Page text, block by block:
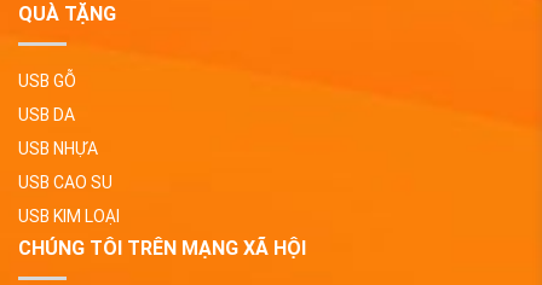
QUÀ TẶNG
USB GỖ
USB DA
USB NHỰA
USB CAO SU
USB KIM LOẠI
CHÚNG TÔI TRÊN MẠNG XÃ HỘI